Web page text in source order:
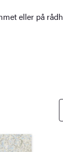
eller på